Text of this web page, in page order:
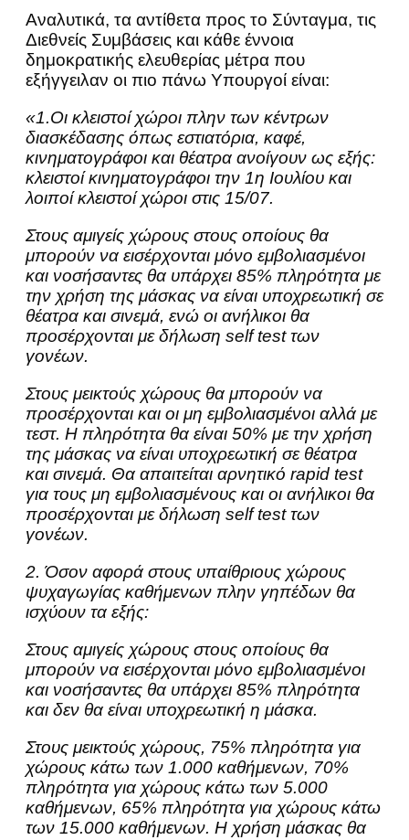
Αναλυτικά, τα αντίθετα προς το Σύνταγμα, τις
Διεθνείς Συμβάσεις και κάθε έννοια
δημοκρατικής ελευθερίας μέτρα που
εξήγγειλαν οι πιο πάνω Υπουργοί είναι:
«1.Οι κλειστοί χώροι πλην των κέντρων
διασκέδασης όπως εστιατόρια, καφέ,
κινηματογράφοι και θέατρα ανοίγουν ως εξής:
κλειστοί κινηματογράφοι την 1η Ιουλίου και
λοιποί κλειστοί χώροι στις 15/07.
Στους αμιγείς χώρους στους οποίους θα
μπορούν να εισέρχονται μόνο εμβολιασμένοι
και νοσήσαντες θα υπάρχει 85% πληρότητα με
την χρήση της μάσκας να είναι υποχρεωτική σε
θέατρα και σινεμά, ενώ οι ανήλικοι θα
προσέρχονται με δήλωση self test των
γονέων.
Στους μεικτούς χώρους θα μπορούν να
προσέρχονται και οι μη εμβολιασμένοι αλλά με
τεστ. Η πληρότητα θα είναι 50% με την χρήση
της μάσκας να είναι υποχρεωτική σε θέατρα
και σινεμά. Θα απαιτείται αρνητικό rapid test
για τους μη εμβολιασμένους και οι ανήλικοι θα
προσέρχονται με δήλωση self test των
γονέων.
2. Όσον αφορά στους υπαίθριους χώρους
ψυχαγωγίας καθήμενων πλην γηπέδων θα
ισχύουν τα εξής:
Στους αμιγείς χώρους στους οποίους θα
μπορούν να εισέρχονται μόνο εμβολιασμένοι
και νοσήσαντες θα υπάρχει 85% πληρότητα
και δεν θα είναι υποχρεωτική η μάσκα.
Στους μεικτούς χώρους, 75% πληρότητα για
χώρους κάτω των 1.000 καθήμενων, 70%
πληρότητα για χώρους κάτω των 5.000
καθήμενων, 65% πληρότητα για χώρους κάτω
των 15.000 καθήμενων. Η χρήση μάσκας θα